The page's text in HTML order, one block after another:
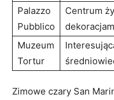
Palazzo⁣
Pubblico
Centrum
Muzeum
Tortur
Zimowe czary San